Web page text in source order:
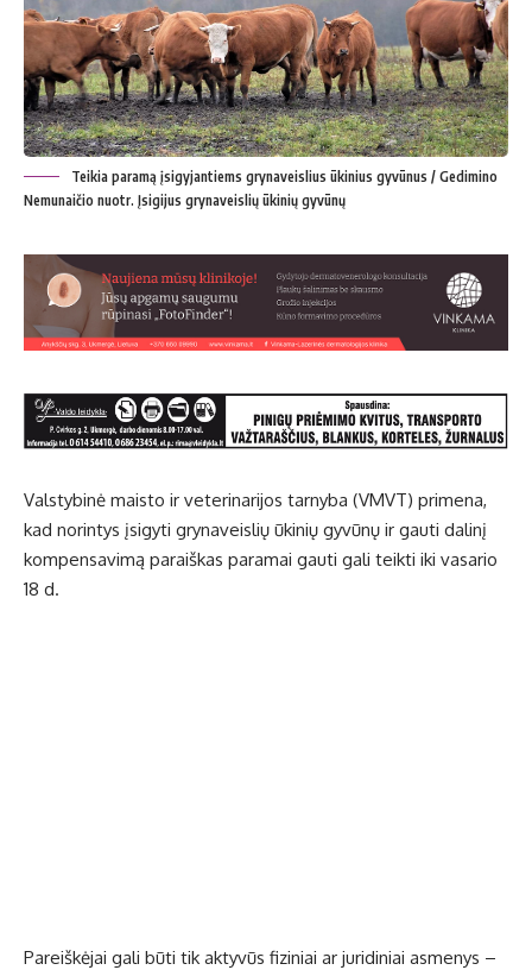
Teikia paramą įsigyjantiems grynaveislius ūkinius gyvūnus / Gedimino
Nemunaičio nuotr. Įsigijus grynaveislių ūkinių gyvūnų
Valstybinė maisto ir veterinarijos tarnyba (VMVT) primena,
kad norintys įsigyti grynaveislių ūkinių gyvūnų ir gauti dalinį
kompensavimą paraiškas paramai gauti gali teikti iki vasario
18 d.
Pareiškėjai gali būti tik aktyvūs fiziniai ar juridiniai asmenys –